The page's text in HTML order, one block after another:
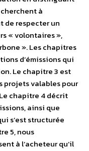
à
de respecter un
« volontaires »,
». Les chapitres
d’émissions qui
Le chapitre 3 est
projets valables pour
chapitre 4 décrit
ainsi que
s’est structurée
5, nous
à l’acheteur qu’il